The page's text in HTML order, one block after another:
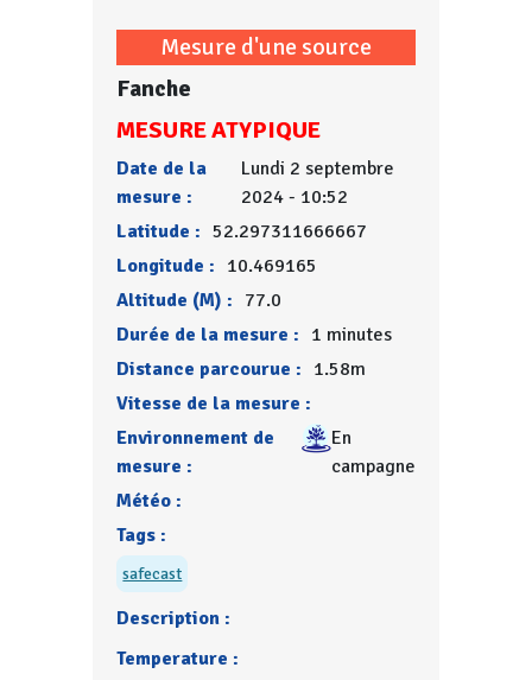
Mesure d'une source
Fanche
MESURE ATYPIQUE
Date de la
mesure :
Lundi 2 septembre
2024 - 10:52
Latitude : 52.297311666667
Longitude : 10.469165
Altitude (M) : 77.0
Durée de la mesure : 1 minutes
Distance parcourue : 1.58m
Vitesse de la mesure :
Environnement de
mesure :
En
campagne
Météo :
Tags :
safecast
Description :
Temperature :